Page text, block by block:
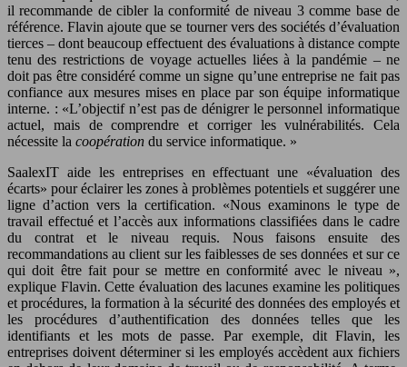
il recommande de cibler la conformité de niveau 3 comme base de
référence. Flavin ajoute que se tourner vers des sociétés d’évaluation
tierces – dont beaucoup effectuent des évaluations à distance compte
tenu des restrictions de voyage actuelles liées à la pandémie – ne
doit pas être considéré comme un signe qu’une entreprise ne fait pas
confiance aux mesures mises en place par son équipe informatique
interne. : «L’objectif n’est pas de dénigrer le personnel informatique
actuel, mais de comprendre et corriger les vulnérabilités. Cela
nécessite la coopération du service informatique. »
SaalexIT aide les entreprises en effectuant une «évaluation des
écarts» pour éclairer les zones à problèmes potentiels et suggérer une
ligne d’action vers la certification. «Nous examinons le type de
travail effectué et l’accès aux informations classifiées dans le cadre
du contrat et le niveau requis. Nous faisons ensuite des
recommandations au client sur les faiblesses de ses données et sur ce
qui doit être fait pour se mettre en conformité avec le niveau »,
explique Flavin. Cette évaluation des lacunes examine les politiques
et procédures, la formation à la sécurité des données des employés et
les procédures d’authentification des données telles que les
identifiants et les mots de passe. Par exemple, dit Flavin, les
entreprises doivent déterminer si les employés accèdent aux fichiers